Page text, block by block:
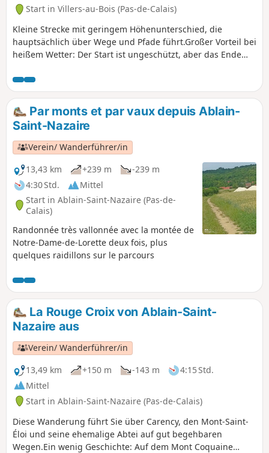
Start in Villers-au-Bois (Pas-de-Calais)
Kleine Strecke mit geringem Höhenunterschied, die
hauptsächlich über Wege und Pfade führt.Großer Vorteil bei
heißem Wetter: Der Start ist ungeschützt, aber das Ende
Par monts et par vaux depuis Ablain-
Saint-Nazaire
Verein/ Wanderführer/in
13,43 km
+239 m
-239 m
4:30 Std.
Mittel
Start in Ablain-Saint-Nazaire (Pas-de-
Calais)
Randonnée très vallonnée avec la montée de
Notre-Dame-de-Lorette deux fois, plus
quelques raidillons sur le parcours
La Rouge Croix von Ablain-Saint-
Nazaire aus
Verein/ Wanderführer/in
13,49 km
+150 m -143 m
4:15 Std.
Mittel
Start in Ablain-Saint-Nazaire (Pas-de-Calais)
Diese Wanderung führt Sie über Carency, den Mont-Saint-
Éloi und seine ehemalige Abtei auf gut begehbaren
Wegen.Ein wenig Geschichte: Auf dem Mont Coquaine